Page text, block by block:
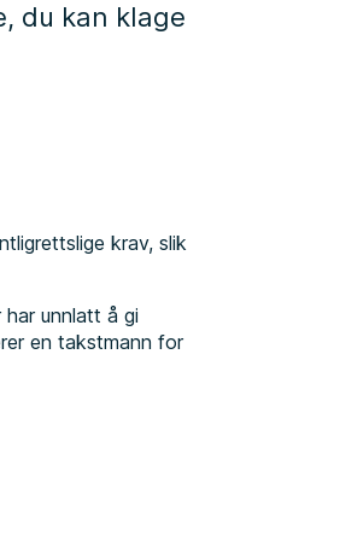
du kan klage
krav, slik
unnlatt å gi
en takstmann for